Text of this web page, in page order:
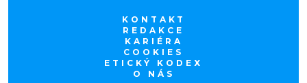
KONTAKT
REDAKCE
KARIÉRA
COOKIES
ETICKÝ KODEX
O NÁS